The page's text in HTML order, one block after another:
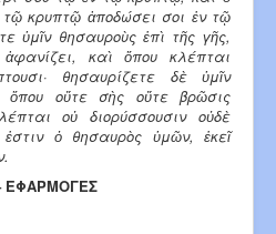
κρυπτῷ ἀποδώσει σοι ἐν τῷ
ὑμῖν θησαυροὺς ἐπὶ τῆς γῆς,
καὶ ὅπου κλέπται
θησαυρίζετε δὲ ὑμῖν
ὅπου οὔτε σὴς οὔτε βρῶ­σις
οὐ διορύσσουσιν οὐδὲ
ὁ θησαυρὸς ὑμῶν, ἐκεῖ
ΕΦΑΡΜΟΓΕΣ